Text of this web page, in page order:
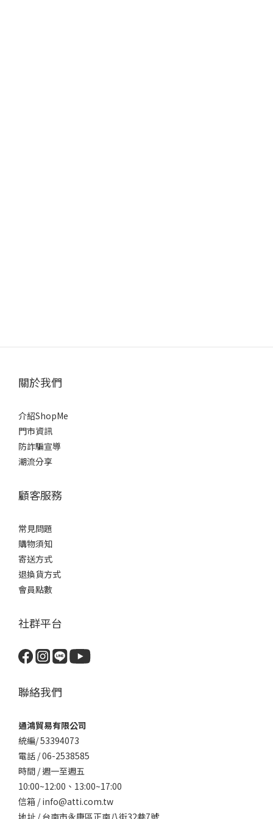
關於我們
介紹ShopMe
門市資訊
防詐騙宣導
潮流分享
顧客服務
常見問題
購物須知
寄送方式
退換貨方式
會員點數
社群平台
聯絡我們
通鴻貿易有限公司
統編/ 53394073
電話 / 06-2538585
時間 / 週一至週五
10:00~12:00、 13:00~17:00
信箱 / info@atti.com.tw